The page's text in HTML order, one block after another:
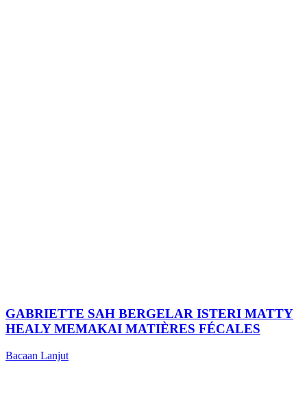
GABRIETTE SAH BERGELAR ISTERI MATTY
HEALY MEMAKAI MATIÈRES FÉCALES
Bacaan Lanjut